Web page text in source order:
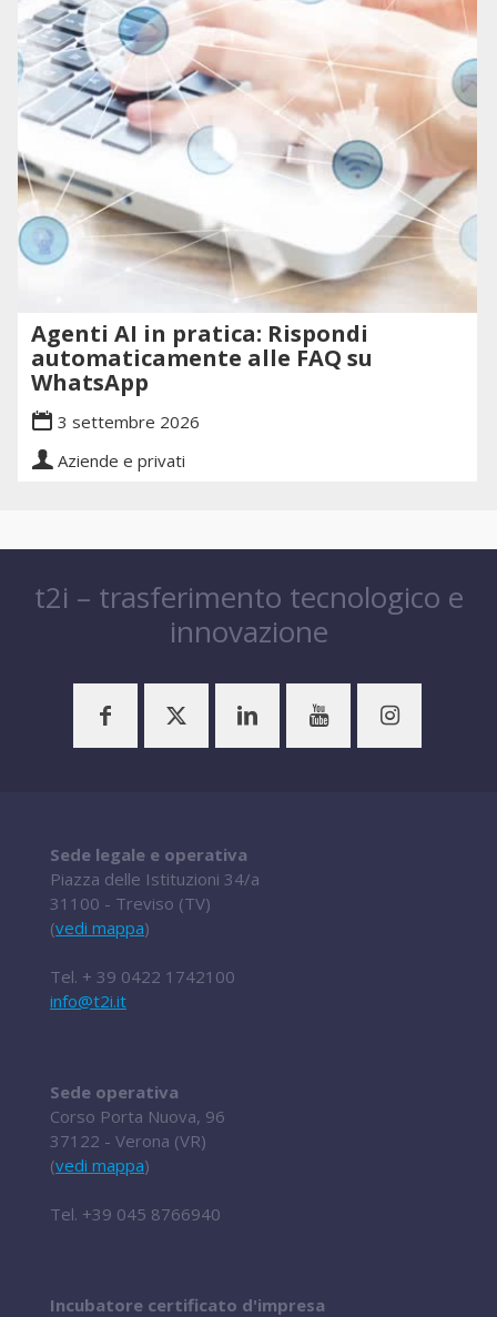
Agenti AI in pratica: Rispondi
automaticamente alle FAQ su
WhatsApp
3 settembre 2026
Aziende e privati
t2i – trasferimento tecnologico e
innovazione
Sede legale e operativa
Piazza delle Istituzioni 34/a
31100 - Treviso (TV)
(vedi mappa)
Tel. + 39 0422 1742100
info@t2i.it
Sede operativa
Corso Porta Nuova, 96
37122 - Verona (VR)
(vedi mappa)
Tel. +39 045 8766940
Incubatore certificato d'impresa